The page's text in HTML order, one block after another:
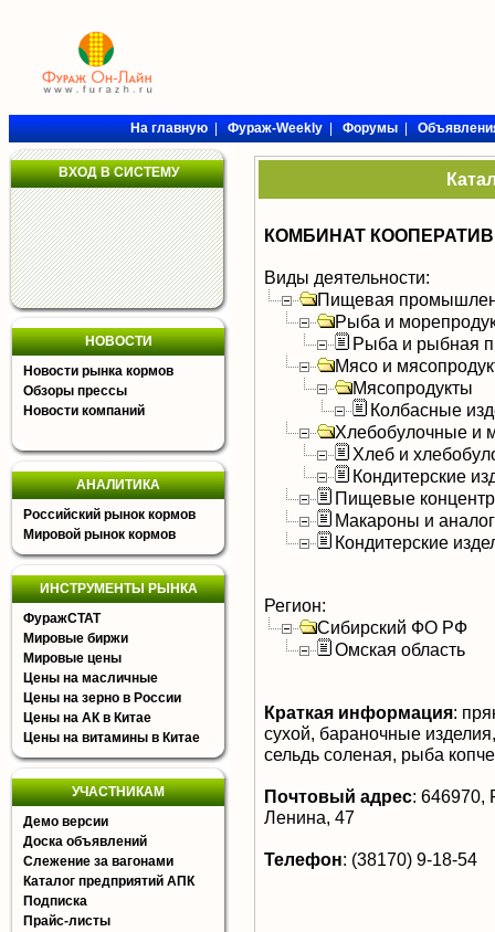
На главную|Фураж-Weekly|Форумы|
ВХОД В СИСТЕМУ
НОВОСТИ
Новости рынка кормов
Обзоры прессы
Новости компаний
АНАЛИТИКА
Российский рынок кормов
Мировой рынок кормов
ИНСТРУМЕНТЫ РЫНКА
ФуражСТАТ
Мировые биржи
Мировые цены
Цены на масличные
Цены на зерно в России
Цены на АК в Китае
Цены на витамины в Китае
УЧАСТНИКАМ
Демо версии
Доска объявлений
Слежение за вагонами
Каталог предприятий АПК
Подписка
Прайс-листы
КОМБИНАТ
Виды деятельности:
Пищевая
Рыба и
Рыба и рыбная
Мясо и
Мясопродукты
Колбасные
Хлебобулочные и
Хлеб и
Кондитерские
Пищевые
Макароны и
Кондитерские
Регион:
Сибирский ФО РФ
Омская область
Краткая информация:
сухой, бараночные
сельдь соленая, рыба
Почтовый адрес: 646970,
Ленина, 47
Телефон: (38170) 9-18-54